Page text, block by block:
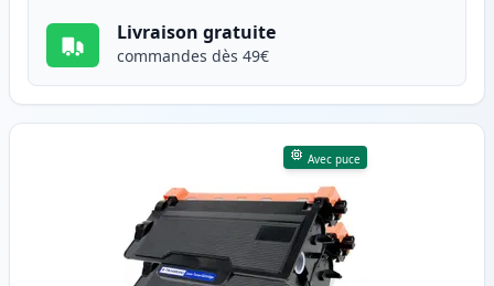
Livraison gratuite
commandes dès 49€
Avec puce